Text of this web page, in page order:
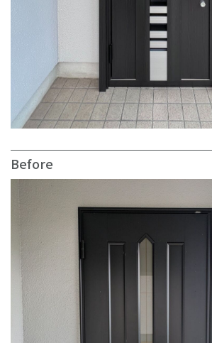
Before